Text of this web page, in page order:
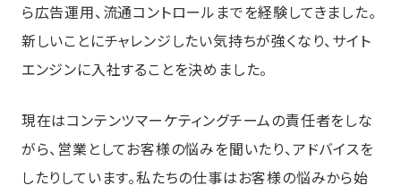
ら広告運用、流通コントロールまでを経験してきました。
新しいことにチャレンジしたい気持ちが強くなり、サイト
エンジンに入社することを決めました。
現在はコンテンツマーケティングチームの責任者をしな
がら、営業としてお客様の悩みを聞いたり、アドバイスを
したりしています。私たちの仕事はお客様の悩みから始